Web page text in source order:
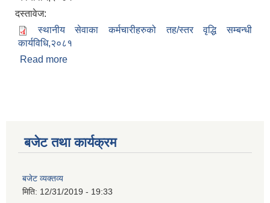
दस्तावेज:
स्थानीय सेवाका कर्मचारीहरुको तह/स्तर वृद्धि सम्बन्धी
कार्यविधि,२०८१
Read more
बजेट तथा कार्यक्रम
बजेट व्यक्तव्य
मिति: 12/31/2019 - 19:33